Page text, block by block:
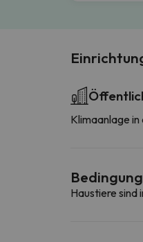
Klimaanlage
Haustiere sind